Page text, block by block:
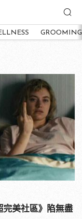
GROOMING
完美社區》陷無盡